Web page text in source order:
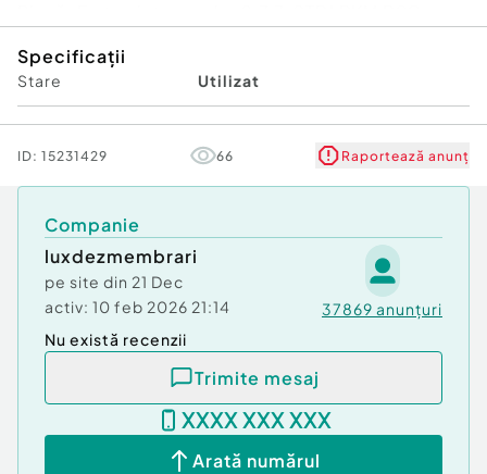
Specificații
Stare Utilizat
ID: 15231429 66 Raportează anunț
Companie
luxdezmembrari
pe site din 21 Dec
activ: 10 feb 2026 21:14 37869 anunțuri
Nu există recenzii
Trimite mesaj
XXXX XXX XXX
Arată numărul